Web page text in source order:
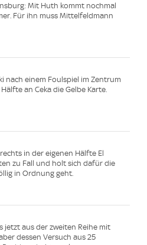
Mit Huth kommt nochmal
Für ihn muss Mittelfeldmann
nach einem Foulspiel im Zentrum
an Ceka die Gelbe Karte.
in der eigenen Hälfte El
zu Fall und holt sich dafür die
in Ordnung geht.
jetzt aus der zweiten Reihe mit
dessen Versuch aus 25